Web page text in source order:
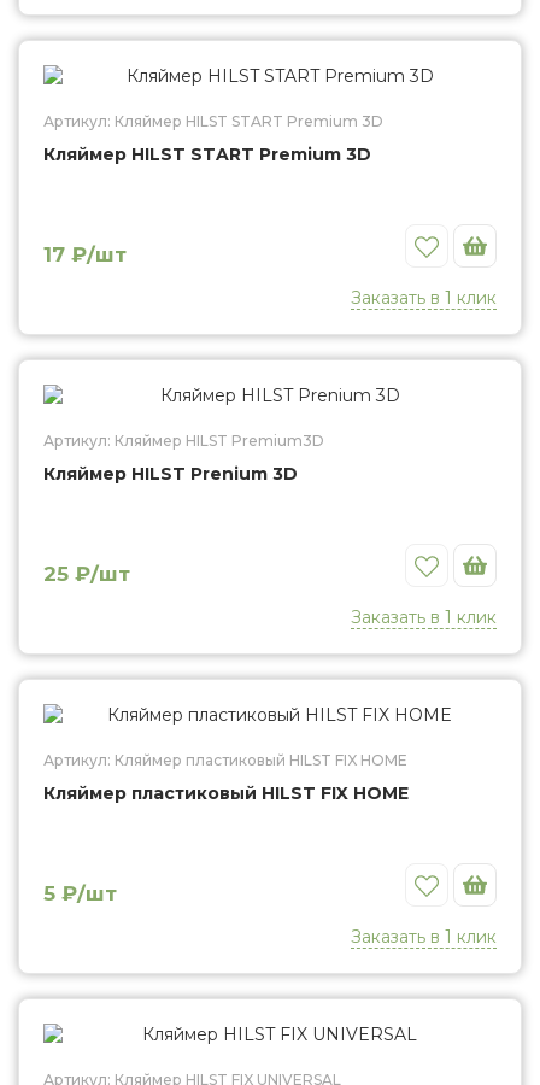
Кляймер HILST START Premium 3D
Артикул: Кляймер HILST START Premium 3D
Кляймер HILST START Premium 3D
17 ₽/шт Избранное
Заказать в 1 клик
Кляймер HILST Prenium 3D
Артикул: Кляймер HILST Premium3D
Кляймер HILST Prenium 3D
25 ₽/шт Избранное
Заказать в 1 клик
Кляймер пластиковый HILST FIX HOME
Артикул: Кляймер пластиковый HILST FIX HOME
Кляймер пластиковый HILST FIX HOME
5 ₽/шт Избранное
Заказать в 1 клик
Кляймер HILST FIX UNIVERSAL
Артикул: Кляймер HILST FIX UNIVERSAL